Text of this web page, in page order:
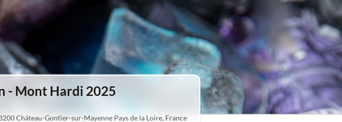
- Mont Hardi 2025
Château-Gontier-sur-Mayenne Pays de la Loire, France